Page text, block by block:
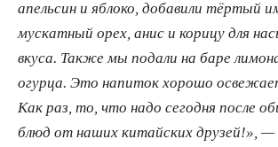
апельсин и яблоко, добавили тёртый
мускатный орех, анис и корицу для
вкуса. Также мы подали на баре
огурца. Это напиток хорошо
Как раз, то, что надо сегодня после
блюд от наших китайских друзей!», —